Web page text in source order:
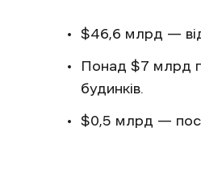
$46,6 млрд —
Понад $7 млрд
будинків.
$0,5 млрд —